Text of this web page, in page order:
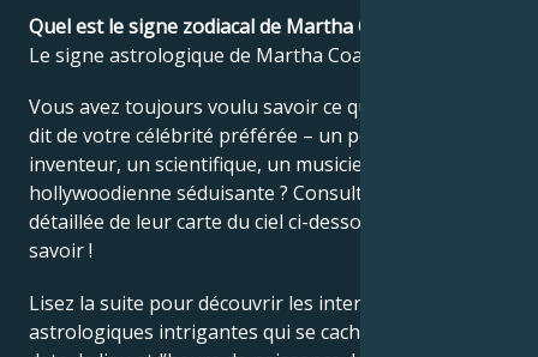
Quel est le signe zodiacal de Martha Coakley ?
Le signe astrologique de Martha Coakley est Cancer.
Vous avez toujours voulu savoir ce que l’astrologie
dit de votre célébrité préférée – un politicien, un
inventeur, un scientifique, un musicien ou une star
hollywoodienne séduisante ? Consultez l’analyse
détaillée de leur carte du ciel ci-dessous pour le
savoir !
Lisez la suite pour découvrir les interprétations
astrologiques intrigantes qui se cachent derrière la